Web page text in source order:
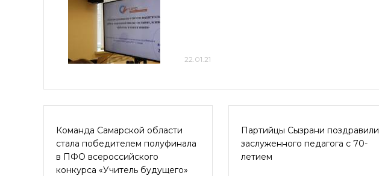
22.01.21
Команда Самарской области
стала победителем полуфинала
в ПФО всероссийского
конкурса «Учитель будущего»
Партийцы Сызрани поздравили
заслуженного педагога с 70-
летием